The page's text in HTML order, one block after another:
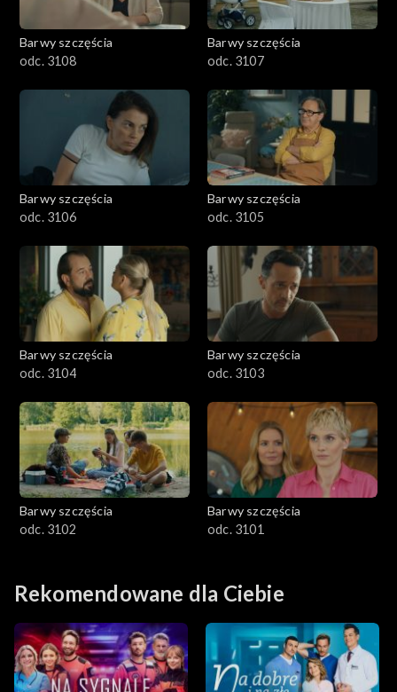
Barwy szczęścia
odc. 3108
Barwy szczęścia
odc. 3107
Barwy szczęścia
odc. 3106
Barwy szczęścia
odc. 3105
Barwy szczęścia
odc. 3104
Barwy szczęścia
odc. 3103
Barwy szczęścia
odc. 3102
Barwy szczęścia
odc. 3101
Rekomendowane dla Ciebie